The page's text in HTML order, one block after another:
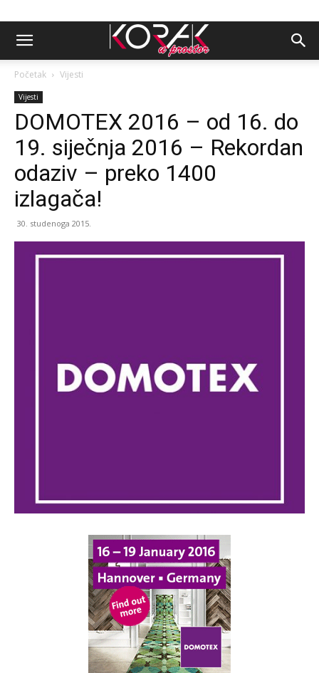
Početak Vijesti
Vijesti
DOMOTEX 2016 – od 16. do
19. siječnja 2016 – Rekordan
odaziv – preko 1400
izlagača!
30. studenoga 2015.